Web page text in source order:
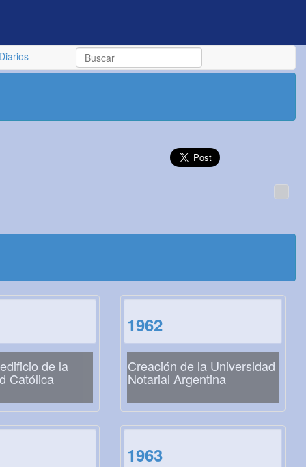
Diarios
de la
Católica
1962
Creación de la Universidad
Notarial Argentina
1963